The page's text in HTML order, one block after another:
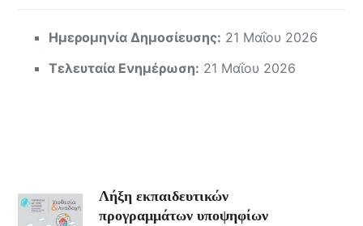
Ημερομηνία Δημοσίευσης: 21 Μαΐου 2026
Τελευταία Ενημέρωση: 21 Μαΐου 2026
Λήξη εκπαιδευτικών
προγραμμάτων υποψηφίων